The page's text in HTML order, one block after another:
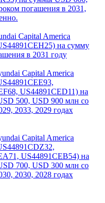
Capital America
на суммы USD 600,
погашения в 2031,
Capital America
на сумму
в 2031 году
Capital America
US44891CED11) на
500, USD 900 млн со
2033, 2029 годах
Capital America
US44891CEB54) на